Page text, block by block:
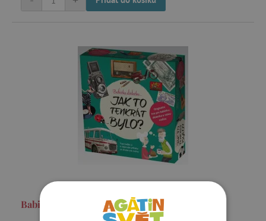
Babičko, dědečku… Jak to tenkrát bylo?